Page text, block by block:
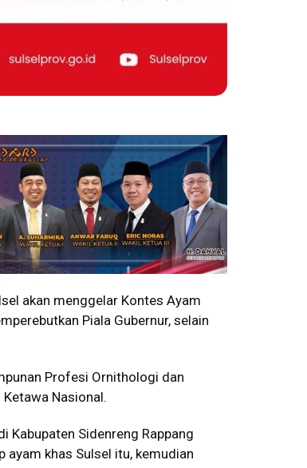
akan menggelar Kontes Ayam
Piala Gubernur, selain
Profesi Ornithologi dan
Nasional.
Kabupaten Sidenreng Rappang
ayam khas Sulsel itu, kemudian